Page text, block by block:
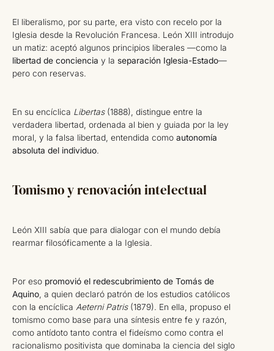
El liberalismo, por su parte, era visto con recelo por la
Iglesia desde la Revolución Francesa. León XIII introdujo
un matiz: aceptó algunos principios liberales —como la
libertad de conciencia y la separación Iglesia-Estado—
pero con reservas.
En su encíclica Libertas(1888), distingue entre la
verdadera libertad, ordenada al bien y guiada por la ley
moral, y la falsa libertad, entendida como autonomía
absoluta del individuo.
Tomismo y renovación intelectual
León XIII sabía que para dialogar con el mundo debía
rearmar filosóficamente a la Iglesia.
Por eso promovió el redescubrimiento de Tomás de
Aquino , a quien declaró patrón de los estudios católicos
con la encíclica Aeterni Patris(1879). En ella, propuso el
tomismo como base para una síntesis entre fe y razón,
como antídoto tanto contra el fideísmo como contra el
racionalismo positivista que dominaba la ciencia del siglo